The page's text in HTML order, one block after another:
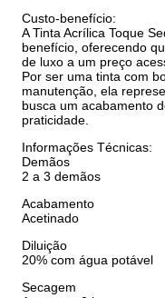
Custo-benefício:
A Tinta Acrílica Toque
benefício, oferecendo
de luxo a um preço
Por ser uma tinta com
manutenção, ela
busca um acabamento
praticidade.
Informações Técnicas:
Demãos
2 a 3 demãos
Acabamento
Acetinado
Diluição
20% com água potável
Secagem